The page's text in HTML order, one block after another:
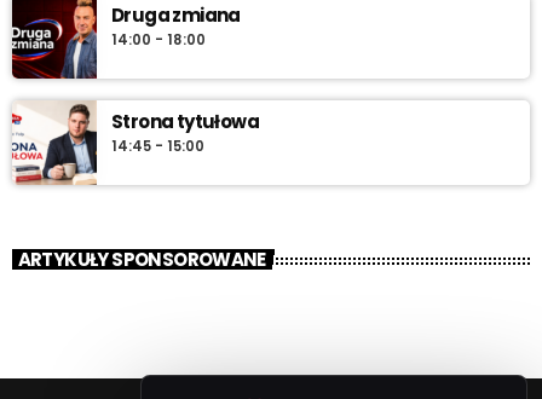
Druga zmiana
14:00 - 18:00
Strona tytułowa
14:45 - 15:00
ARTYKUŁY SPONSOROWANE